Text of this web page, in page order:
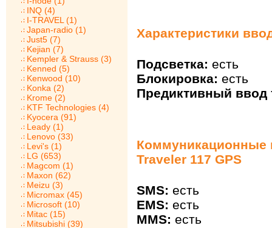
INQ (4)
I-TRAVEL (1)
Japan-radio (1)
Just5 (7)
Kejian (7)
Kempler & Strauss (3)
Kenned (5)
Kenwood (10)
Konka (2)
Krome (2)
KTF Technologies (4)
Kyocera (91)
Leady (1)
Lenovo (33)
Levi's (1)
LG (653)
Magcom (1)
Maxon (62)
Meizu (3)
Micromax (45)
Microsoft (10)
Mitac (15)
Mitsubishi (39)
Характеристики
Подсветка: есть
Блокировка: есть
Предиктивный ввод
Коммуникационные
Traveler 117 GPS
SMS: есть
EMS: есть
MMS: есть